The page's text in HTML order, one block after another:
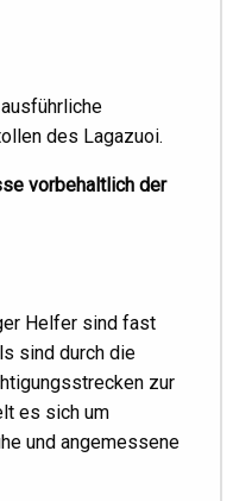
des Lagazuoi.
vorbehaltlich der
Helfer sind fast
sind durch die
zur
es sich um
und angemessene